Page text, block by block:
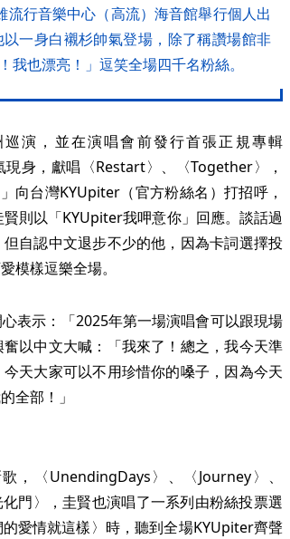
行音樂中心（高流）海音館舉行個人出
一身白襯杉帥氣登場，除了稱讚場館非
也漂亮！」逗笑全場四千名粉絲。
演，並在演唱會前發行首張正規專輯
現身，獻唱〈Restart〉、〈Together〉，
向台灣KYUpiter（官方粉絲名）打招呼，
則以「KYUpiter我呷意你」回應。談話過
自認中文退步不少的他，因為卡詞選擇投
模樣逗樂全場。
表示：「2025年第一場演唱會可以跟現場
以中文大喊：「我來了！總之，我今天準
天大家可以不用珍惜你的嗓子，因為今天
全部！」
，〈UnendingDays〉、〈Journey〉、
門〉，圭賢也演唱了一系列由粉絲投票選
愛情就這樣〉時，聽到全場KYUpiter齊聲